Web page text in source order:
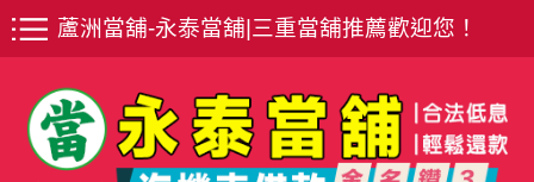
蘆洲當舖-永泰當舖|三重當舖推薦歡迎您！